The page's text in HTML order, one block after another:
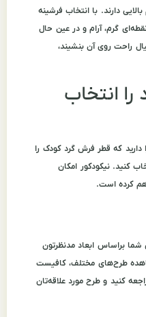
دارند. با انتخاب فرشینه
گرم، آرام و در عین حال
راحت روی آن بنشیند،
را انتخاب
که قطر فرش گرد کودک را
کنید. نیکودکور امکان
کرده است.
براساس ابعاد مدنظرتون
طرح‌های مختلف، کافیست
کنید و طرح مورد علاقه‌تان